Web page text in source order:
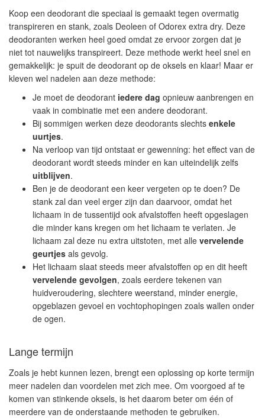
Koop een deodorant die speciaal is gemaakt tegen overmatig
transpireren en stank, zoals Deoleen of Odorex extra dry. Deze
deodoranten werken heel goed omdat ze ervoor zorgen dat je
niet tot nauwelijks transpireert. Deze methode werkt heel snel en
gemakkelijk: je spuit de deodorant op de oksels en klaar! Maar er
kleven wel nadelen aan deze methode:
Je moet de deodorant iedere dag opnieuw aanbrengen en
vaak in combinatie met een andere deodorant.
Bij sommigen werken deze deodorants slechts enkele
uurtjes.
Na verloop van tijd ontstaat er gewenning: het effect van de
deodorant wordt steeds minder en kan uiteindelijk zelfs
uitblijven.
Ben je de deodorant een keer vergeten op te doen? De
stank zal dan veel erger zijn dan daarvoor, omdat het
lichaam in de tussentijd ook afvalstoffen heeft opgeslagen
die minder kans kregen om het lichaam te verlaten. Je
lichaam zal deze nu extra uitstoten, met alle vervelende
geurtjes als gevolg.
Het lichaam slaat steeds meer afvalstoffen op en dit heeft
vervelende gevolgen, zoals eerdere tekenen van
huidveroudering, slechtere weerstand, minder energie,
opgeblazen gevoel en vochtophopingen zoals wallen onder
de ogen.
Lange termijn
Zoals je hebt kunnen lezen, brengt een oplossing op korte termijn
meer nadelen dan voordelen met zich mee. Om voorgoed af te
komen van stinkende oksels, is het daarom beter om één of
meerdere van de onderstaande methoden te gebruiken.